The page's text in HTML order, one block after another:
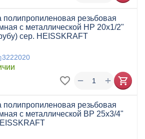
полипропиленовая резьбовая
с металлической НР 20x1/2"
сер. HEISSKRAFT
3222020
+
−
полипропиленовая резьбовая
с металлической ВР 25х3/4"